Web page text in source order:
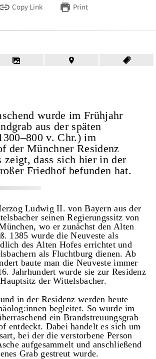
Copy Link Print
wurde im Frühjahr
aus der späten
v. Chr.) im
der Münchner Residenz
zeigt, dass sich hier in der
Friedhof befunden hat.
Ludwig II. von Bayern aus der
seinen Regierungssitz von
wo er zunächst den Alten
1385 wurde die Neuveste als
des Alten Hofes errichtet und
als Fluchtburg dienen. Ab
baute man die Neuveste immer
Jahrhundert wurde sie zur Residenz
der Wittelsbacher.
in der Residenz werden heute
begleitet. So wurde im
ein Brandstreuungsgrab
entdeckt. Dabei handelt es sich um
bei der die verstorbene Person
aufgesammelt und anschließend
Grab gestreut wurde.